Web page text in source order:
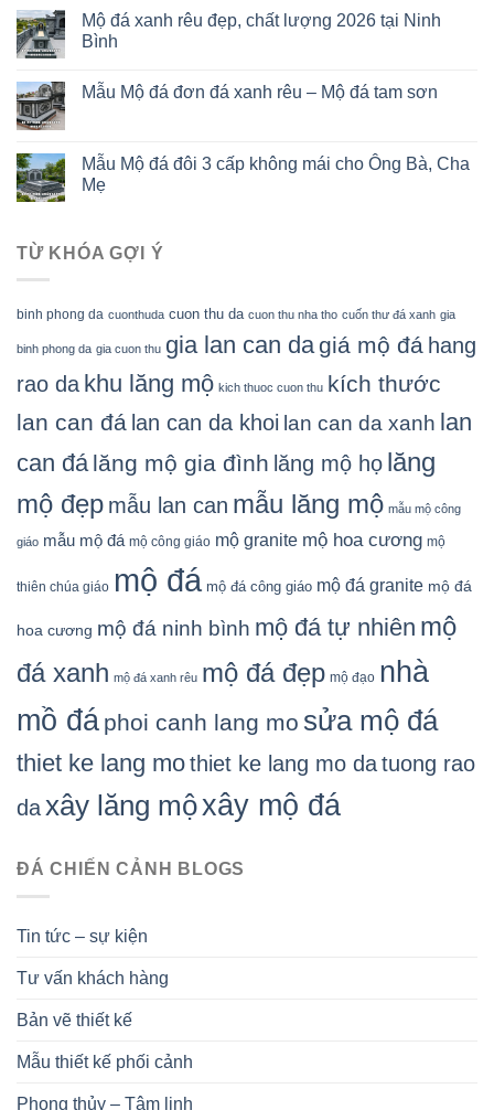
Mộ đá xanh rêu đẹp, chất lượng 2026 tại Ninh
Bình
Mẫu Mộ đá đơn đá xanh rêu – Mộ đá tam sơn
Mẫu Mộ đá đôi 3 cấp không mái cho Ông Bà, Cha
Mẹ
TỪ KHÓA GỢI Ý
binh phong da cuonthuda cuon thu da cuon thu nha tho cuốn thư đá xanh gia
binh phong da gia cuon thu gia lan can dagiá mộ đá hang
rao da khu lăng mộ kich thuoc cuon thu kích thước
lan can đá lan can da khoi lan can da xanh lan
can đá lăng mộ gia đình lăng mộ họ lăng
mộ đẹp mẫu lan can mẫu lăng mộ mẫu mộ công
giáo mẫu mộ đá mộ công giáo mộ granite mộ hoa cương mộ
thiên chúa giáo mộ đá mộ đá công giáo mộ đá granite mộ đá
hoa cương mộ đá ninh bình mộ đá tự nhiên mộ
đá xanh mộ đá xanh rêu mộ đá đẹp mộ đạo nhà
mồ đá phoi canh lang mo sửa mộ đá
thiet ke lang mothiet ke lang mo datuong rao
daxây lăng mộxây mộ đá
ĐÁ CHIẾN CẢNH BLOGS
Tin tức – sự kiện
Tư vấn khách hàng
Bản vẽ thiết kế
Mẫu thiết kế phối cảnh
Phong thủy – Tâm linh